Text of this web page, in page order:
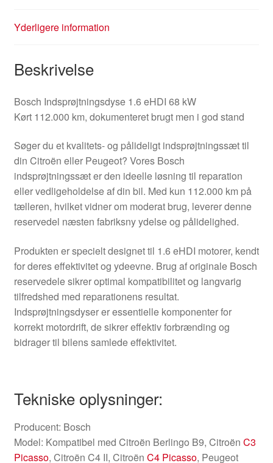
Yderligere information
Beskrivelse
Bosch Indsprøjtningsdyse 1.6 eHDI 68 kW
Kørt 112.000 km, dokumenteret brugt men i god stand
Søger du et kvalitets- og pålideligt indsprøjtningssæt til
din Citroën eller Peugeot? Vores Bosch
indsprøjtningssæt er den ideelle løsning til reparation
eller vedligeholdelse af din bil. Med kun 112.000 km på
tælleren, hvilket vidner om moderat brug, leverer denne
reservedel næsten fabriksny ydelse og pålidelighed.
Produkten er specielt designet til 1.6 eHDI motorer, kendt
for deres effektivitet og ydeevne. Brug af originale Bosch
reservedele sikrer optimal kompatibilitet og langvarig
tilfredshed med reparationens resultat.
Indsprøjtningsdyser er essentielle komponenter for
korrekt motordrift, de sikrer effektiv forbrænding og
bidrager til bilens samlede effektivitet.
Tekniske oplysninger:
Producent: Bosch
Model: Kompatibel med Citroën Berlingo B9, Citroën C3
Picasso, Citroën C4 II, Citroën C4 Picasso, Peugeot